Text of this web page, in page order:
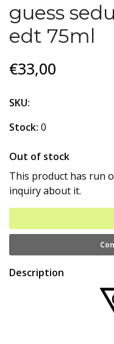
guess
edt 75ml
€33,00
SKU:
Stock: 0
Out of stock
This product has run
inquiry about it.
Description